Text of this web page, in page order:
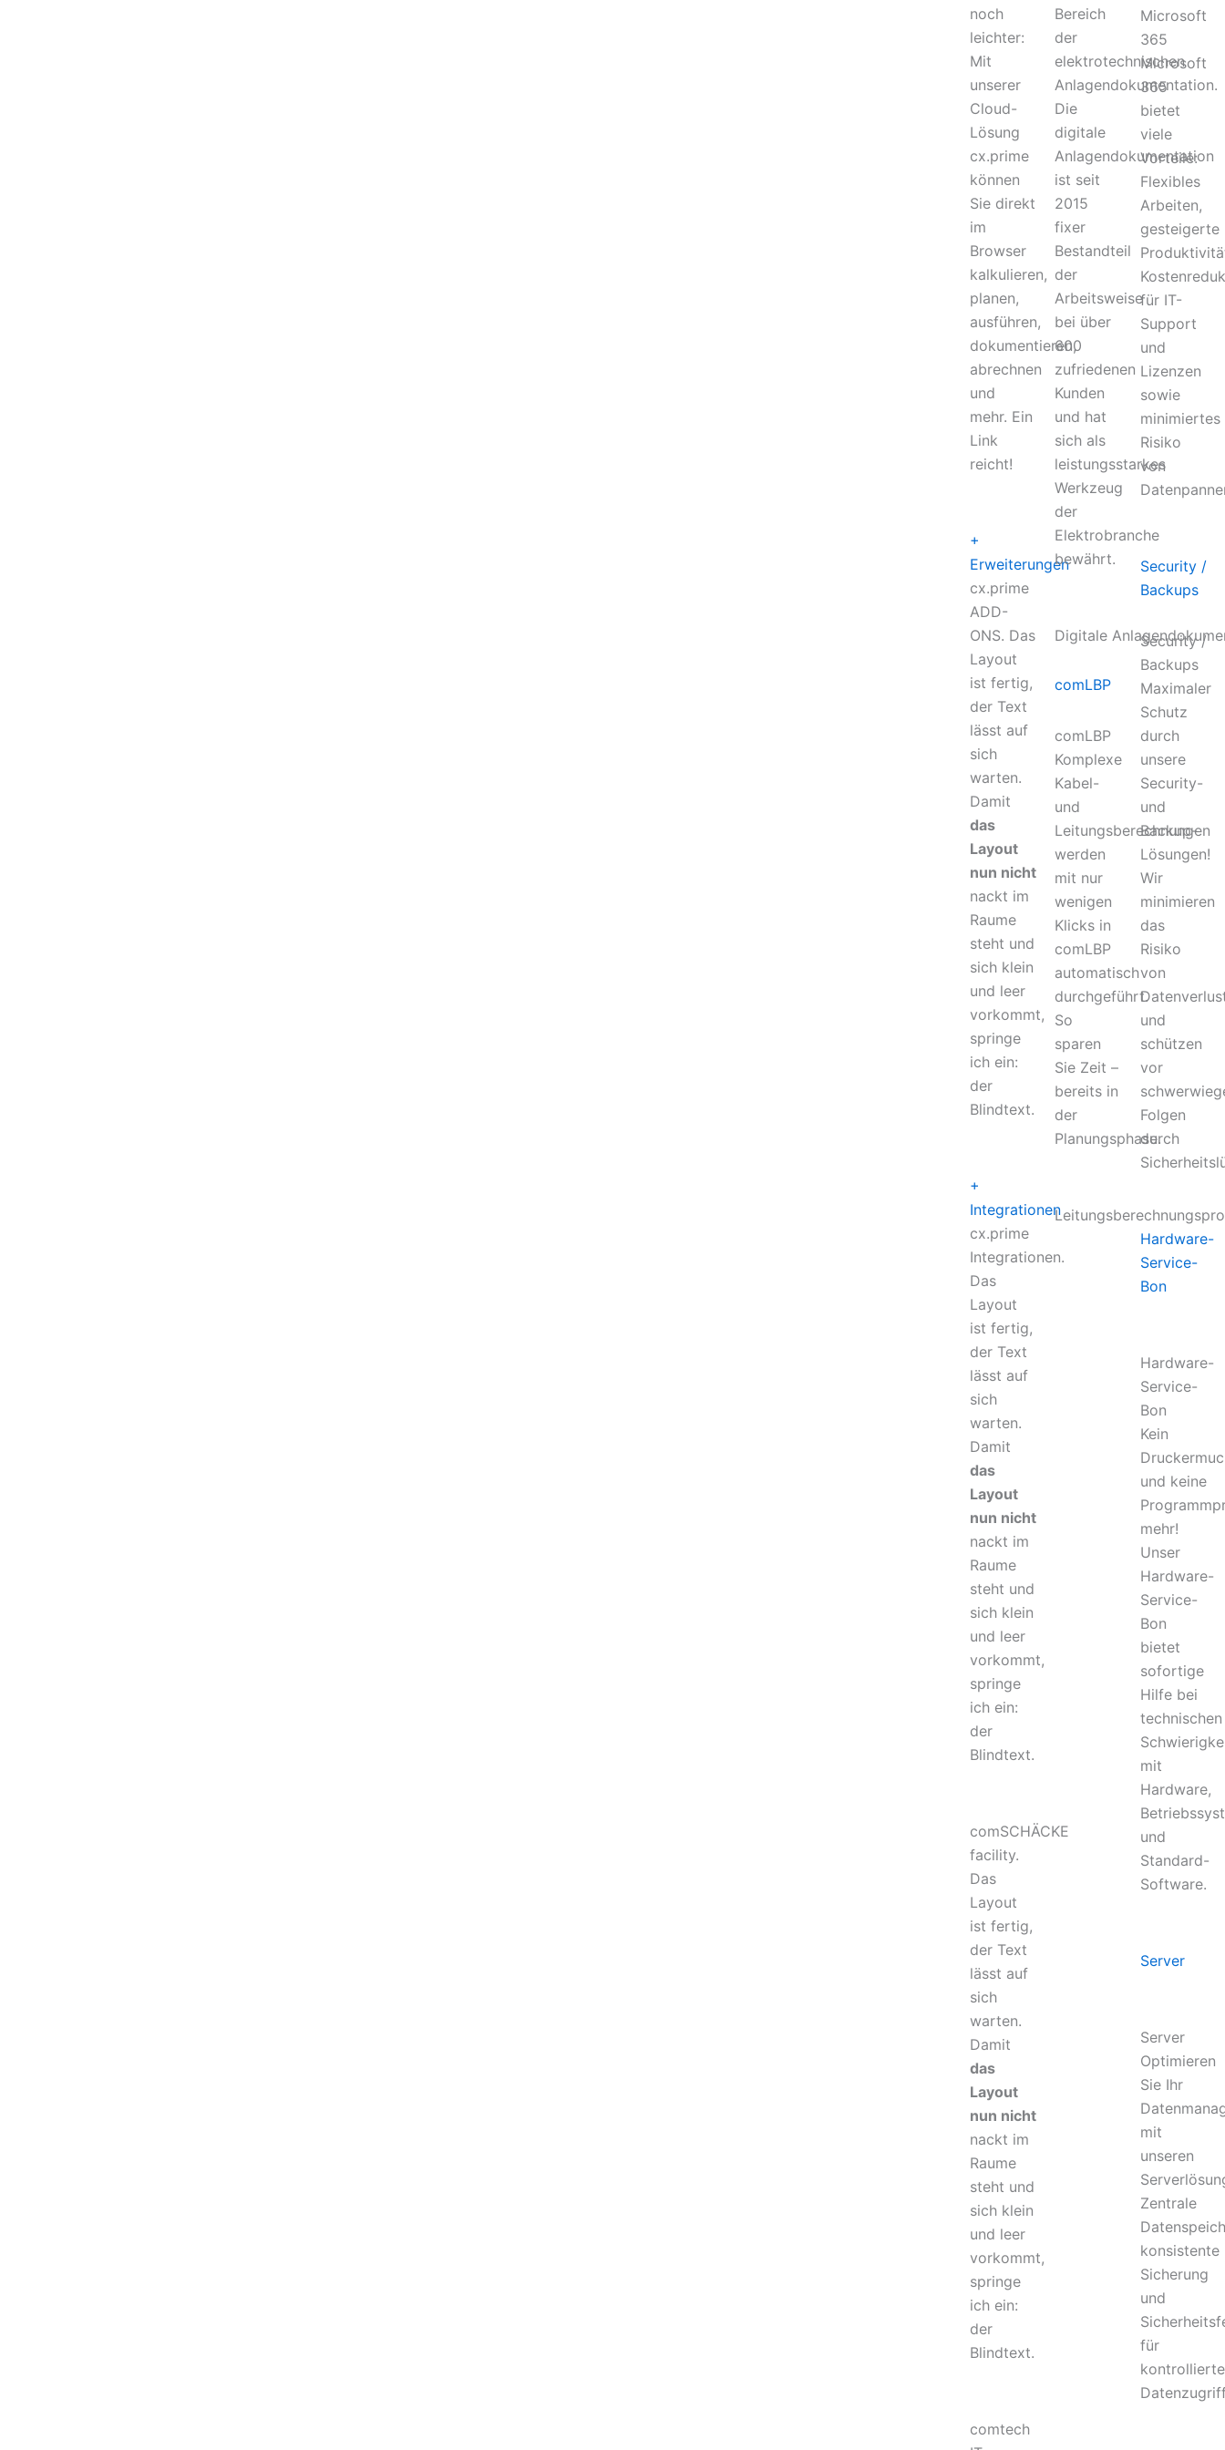
noch
leichter:
Mit
unserer
Cloud-
Lösung
cx.prime
können
Sie direkt
im
Browser
kalkulieren,
planen,
ausführen,
dokumentieren,
abrechnen
und
mehr. Ein
Link
reicht!
+
Erweiterungen
cx.prime
ADD-
ONS. Das
Layout
ist fertig,
der Text
lässt auf
sich
warten.
Damit
das
Layout
nun nicht
nackt im
Raume
steht und
sich klein
und leer
vorkommt,
springe
ich ein:
der
Blindtext.
+
Integrationen
cx.prime
Integrationen.
Das
Layout
ist fertig,
der Text
lässt auf
sich
warten.
Damit
das
Layout
nun nicht
nackt im
Raume
steht und
sich klein
und leer
vorkommt,
springe
ich ein:
der
Blindtext.
comSCHÄCKE
facility.
Das
Layout
ist fertig,
der Text
lässt auf
sich
warten.
Damit
das
Layout
nun nicht
nackt im
Raume
steht und
sich klein
und leer
vorkommt,
springe
ich ein:
der
Blindtext.
comtech
Bereich
der
elektrotechnischen
Anlagendokumentation.
Die
digitale
Anlagendokumentation
ist seit
2015
fixer
Bestandteil
der
Arbeitsweise
bei über
600
zufriedenen
Kunden
und hat
sich als
leistungsstarkes
Werkzeug
der
Elektrobranche
bewährt.
Digitale
comLBP
comLBP
Komplexe
Kabel-
und
Leitungsberechnungen
werden
mit nur
wenigen
Klicks in
comLBP
automatisch
durchgeführt.
So
sparen
Sie Zeit –
bereits in
der
Planungsphase.
Microsoft
365
Microsoft
365
bietet
viele
Vorteile:
Flexibles
Arbeiten,
gesteigerte
für IT-
Support
und
Lizenzen
sowie
minimiertes
Risiko
von
Security /
Backups
Security /
Backups
Maximaler
Schutz
durch
unsere
Security-
und
Backup-
Lösungen!
Wir
minimieren
das
Risiko
von
und
schützen
vor
Folgen
durch
Hardware-
Service-
Bon
Hardware-
Service-
Bon
Kein
und keine
mehr!
Unser
Hardware-
Service-
Bon
bietet
sofortige
Hilfe bei
technischen
mit
Hardware,
und
Standard-
Software.
Server
Server
Optimieren
Sie Ihr
mit
unseren
Zentrale
konsistente
Sicherung
und
für